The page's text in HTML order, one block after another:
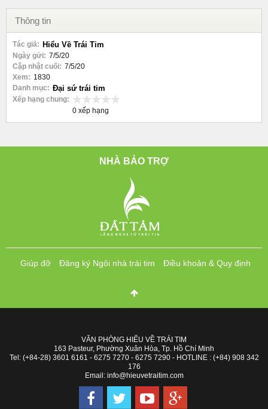
Thông tin
Tác giả: Hiểu Về Trái Tim
Ngày gửi: 7/5/20
Cập nhật cuối: 7/5/20
Xem: 1830
Danh mục: Đại sứ trái tim
Xếp hạng chung:
0 xếp hạng
NHÀ BẢO TRỢ
Giúp đỡ Đăng ký Ngôi nhà trái tim Điều khoản & Quy định
VĂN PHÒNG HIỂU VỀ TRÁI TIM
163 Pasteur, Phường Xuân Hòa, Tp. Hồ Chí Minh
Tel: (+84-28) 3601 6161 - 6275 7270 - 6275 7290 - HOTLINE : (+84) 908 342
176
Email: info@hieuvetraitim.com